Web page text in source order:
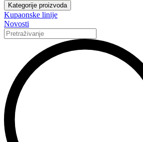
Kategorije proizvoda
Kupaonske linije
Novosti